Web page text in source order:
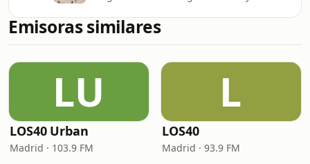
Emisoras similares
LU
LOS40 Urban
Madrid · 103.9 FM
L
LOS40
Madrid · 93.9 FM